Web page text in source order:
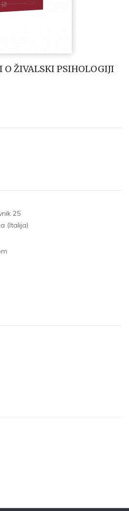
O ŽIVALSKI PSIHOLOGIJI
25
(Italija)